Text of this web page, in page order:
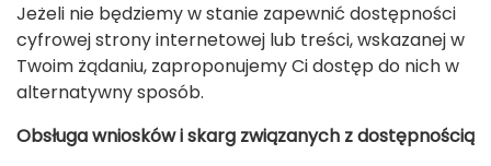
Jeżeli nie będziemy w stanie zapewnić dostępności
cyfrowej strony internetowej lub treści, wskazanej w
Twoim żądaniu, zaproponujemy Ci dostęp do nich w
alternatywny sposób.
Obsługa wniosków i skarg związanych z dostępnością